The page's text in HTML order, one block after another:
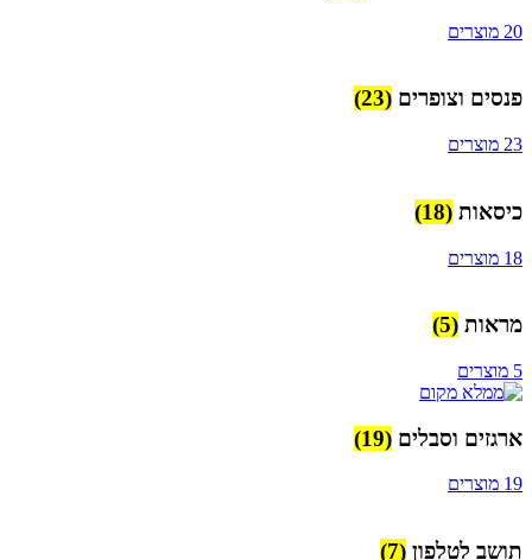
20 מוצרים
פנסים וצופרים (23)
23 מוצרים
כיסאות (18)
18 מוצרים
מראות (5)
5 מוצרים
ארגזים וסבלים (19)
19 מוצרים
תושב לטלפון (7)